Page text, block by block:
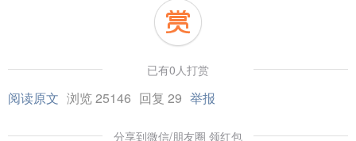
已有0人打赏
阅读原文 浏览 25146 回复 29 举报
分享到微信/朋友圈 领红包